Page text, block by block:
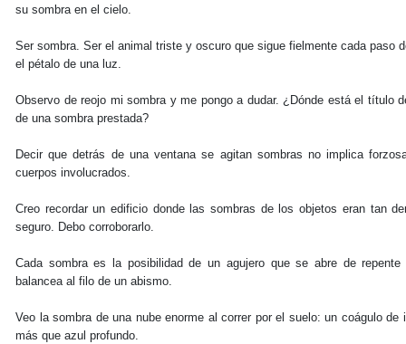
su sombra en el cielo.
Ser sombra. Ser el animal triste y oscuro que sigue fielmente cada paso
el pétalo de una luz.
Observo de reojo mi sombra y me pongo a dudar. ¿Dónde está el título
de una sombra prestada?
Decir que detrás de una ventana se agitan sombras no implica
cuerpos involucrados.
Creo recordar un edificio donde las sombras de los objetos eran tan
seguro. Debo corroborarlo.
Cada sombra es la posibilidad de un agujero que se abre de
balancea al filo de un abismo.
Veo la sombra de una nube enorme al correr por el suelo: un coágulo
más que azul profundo.